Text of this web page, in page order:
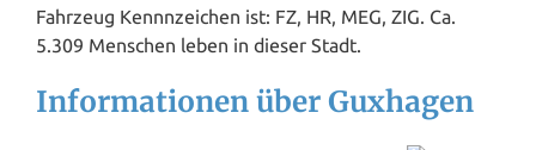
Fahrzeug Kennnzeichen ist: FZ, HR, MEG, ZIG. Ca.
5.309 Menschen leben in dieser Stadt.
Informationen über Guxhagen